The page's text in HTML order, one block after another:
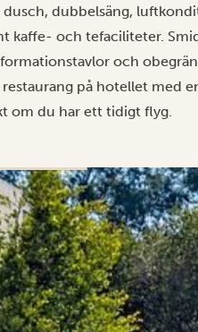
dubbelsäng,
kaffe- och tefaciliteter.
och
på hotellet med
om du har ett tidigt flyg.